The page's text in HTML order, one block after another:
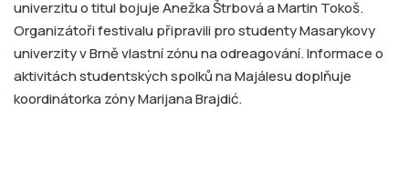
univerzitu o titul bojuje Anežka Štrbová a Martin Tokoš.
Organizátoři festivalu připravili pro studenty Masarykovy
univerzity v Brně vlastní zónu na odreagování. Informace o
aktivitách studentských spolků na Majálesu doplňuje
koordinátorka zóny Marijana Brajdić.